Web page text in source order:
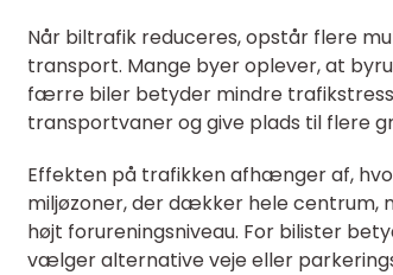
Når biltrafik reduceres, opstår flere
transport. Mange byer oplever, at
færre biler betyder mindre
transportvaner og give plads til flere
Effekten på trafikken afhænger af,
miljøzoner, der dækker hele centrum,
højt forureningsniveau. For bilister
vælger alternative veje eller